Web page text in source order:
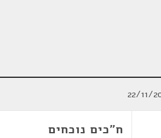
ח"כים נוכחים